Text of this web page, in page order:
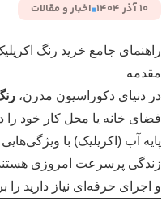
10 آذر 1404 اخبار و مقالات
راهنمای جامع خرید رنگ
مقدمه
در دنیای دکوراسیون مدرن،
فضای خانه یا محل کار خود را
پایه آب (اکریلیک) با
زندگی پرسرعت امروزی
و اجرای حرفه‌ای نیاز دارید